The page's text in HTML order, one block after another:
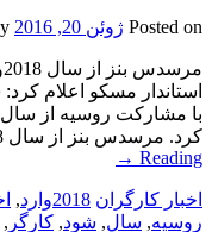
Posted on ژوئن 20, 2016
استاندار مسکو اعلام
کرد. مرسدس بنز از سال 2018وارد روسیه می…
Reading
→
اخبار کارگران 2018وارد ,
روسیه, سال, شود, کارگر ,